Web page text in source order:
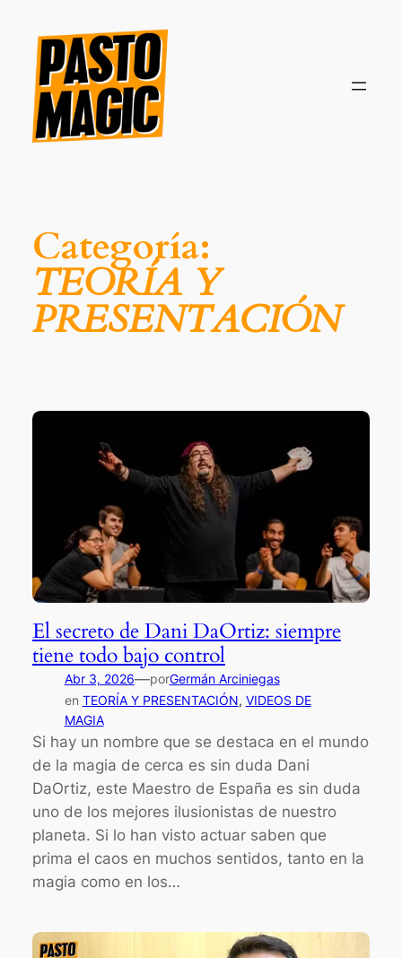
contenido
Categoría:
TEORÍA Y
PRESENTACIÓN
El secreto de Dani DaOrtiz: siempre
tiene todo bajo control
Abr 3, 2026—porGermán Arciniegas
en TEORÍA Y PRESENTACIÓN, VIDEOS DE
MAGIA
Si hay un nombre que se destaca en el mundo
de la magia de cerca es sin duda Dani
DaOrtiz, este Maestro de España es sin duda
uno de los mejores ilusionistas de nuestro
planeta. Si lo han visto actuar saben que
prima el caos en muchos sentidos, tanto en la
magia como en los…